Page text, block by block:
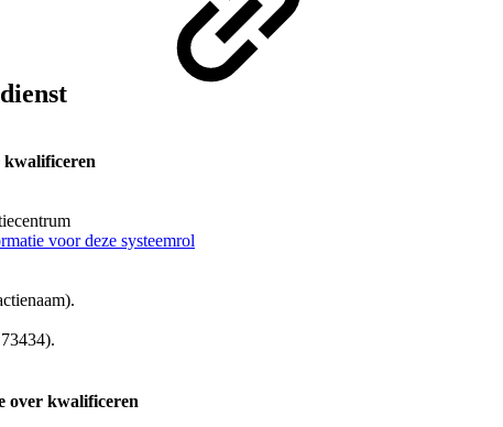
voor deze systeemrol
over kwalificeren